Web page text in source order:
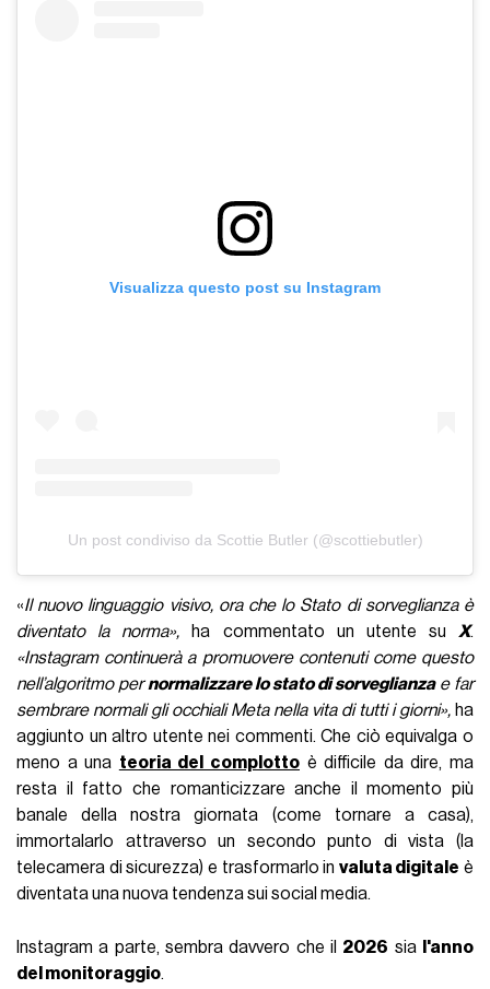
Visualizza questo post su Instagram
Un post condiviso da Scottie Butler (@scottiebutler)
«Il nuovo linguaggio visivo, ora che lo Stato di sorveglianza è
diventato la norma», ha commentato un utente su X.
«Instagram continuerà a promuovere contenuti come questo
nell’algoritmo pernormalizzare lo stato di sorveglianzae far
sembrare normali gli occhiali Meta nella vita di tutti i giorni»,ha
aggiunto un altro utente nei commenti. Che ciò equivalga o
meno a una teoria del complotto è difficile da dire, ma
resta il fatto che romanticizzare anche il momento più
banale della nostra giornata (come tornare a casa),
immortalarlo attraverso un secondo punto di vista (la
telecamera di sicurezza) e trasformarlo in valuta digitale è
diventata una nuova tendenza sui social media.
Instagram a parte, sembra davvero che il 2026 sia
l'anno
del monitoraggio.